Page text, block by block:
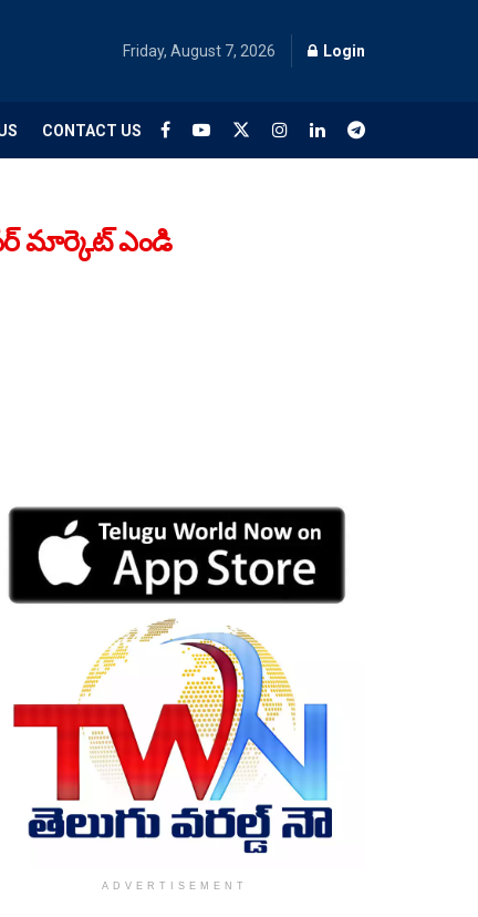
Friday, August 7, 2026 Login
CONTACT US
మార్కెట్ ఎండి
ADVERTISEMENT